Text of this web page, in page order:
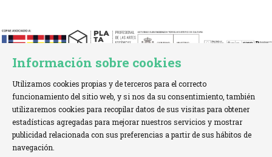
TELÉFONO:+34 621 00 65 08 | info@cofae.net
Sitemap | Aviso Legal
Información sobre cookies
Utilizamos cookies propias y de terceros para el correcto
funcionamiento del sitio web, y si nos da su consentimiento, también
utilizaremos cookies para recopilar datos de sus visitas para obtener
estadísticas agregadas para mejorar nuestros servicios y mostrar
publicidad relacionada con sus preferencias a partir de sus hábitos de
navegación.